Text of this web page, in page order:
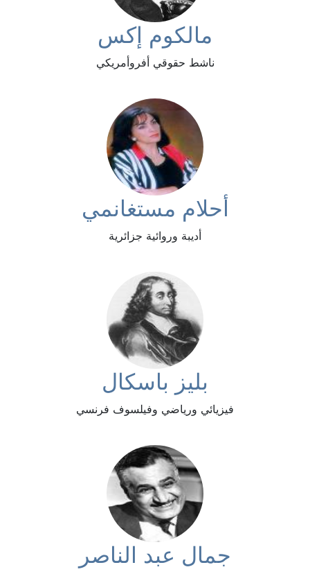
مالكوم إكس
ناشط حقوقي أفروأمريكي
أحلام مستغانمي
أديبة وروائية جزائرية
بليز باسكال
فيزيائي ورياضي وفيلسوف فرنسي
جمال عبد الناصر